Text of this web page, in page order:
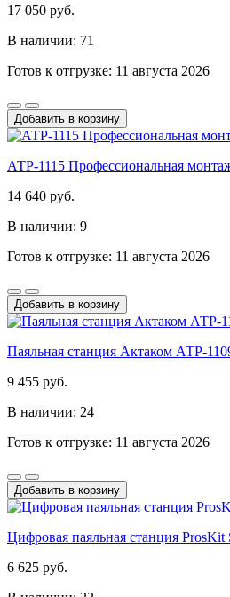
17 050 руб.
В наличии: 71
Готов к отгрузке: 11 августа 2026
Добавить в корзину
АТР-1115 Профессиональная
14 640 руб.
В наличии: 9
Готов к отгрузке: 11 августа 2026
Добавить в корзину
Паяльная станция Актаком АТР-
9 455 руб.
В наличии: 24
Готов к отгрузке: 11 августа 2026
Добавить в корзину
Цифровая паяльная станция ProsKit
6 625 руб.